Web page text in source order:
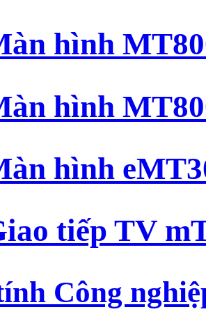
hình
hình
hình
tiếp TV
Công